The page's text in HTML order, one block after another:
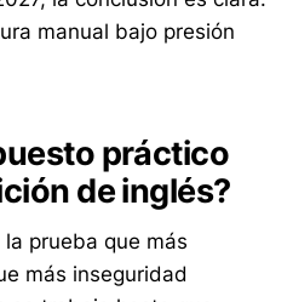
manual bajo presión
práctico
de inglés?
prueba que más
más inseguridad